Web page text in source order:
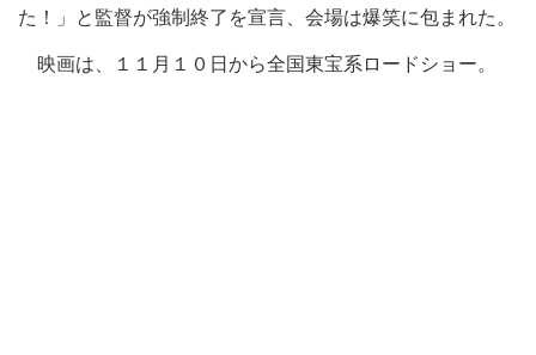
た！」と監督が強制終了を宣言、会場は爆笑に包まれた。
映画は、１１月１０日から全国東宝系ロードショー。